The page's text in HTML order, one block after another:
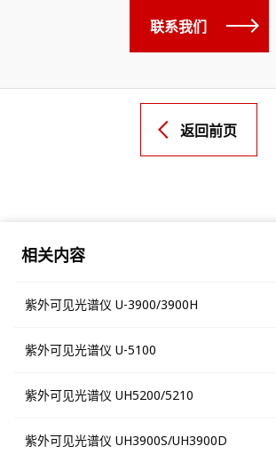
联系我们
返回前页
相关内容
紫外可见光谱仪 U-3900/3900H
紫外可见光谱仪 U-5100
紫外可见光谱仪 UH5200/5210
紫外可见光谱仪 UH3900S/UH3900D